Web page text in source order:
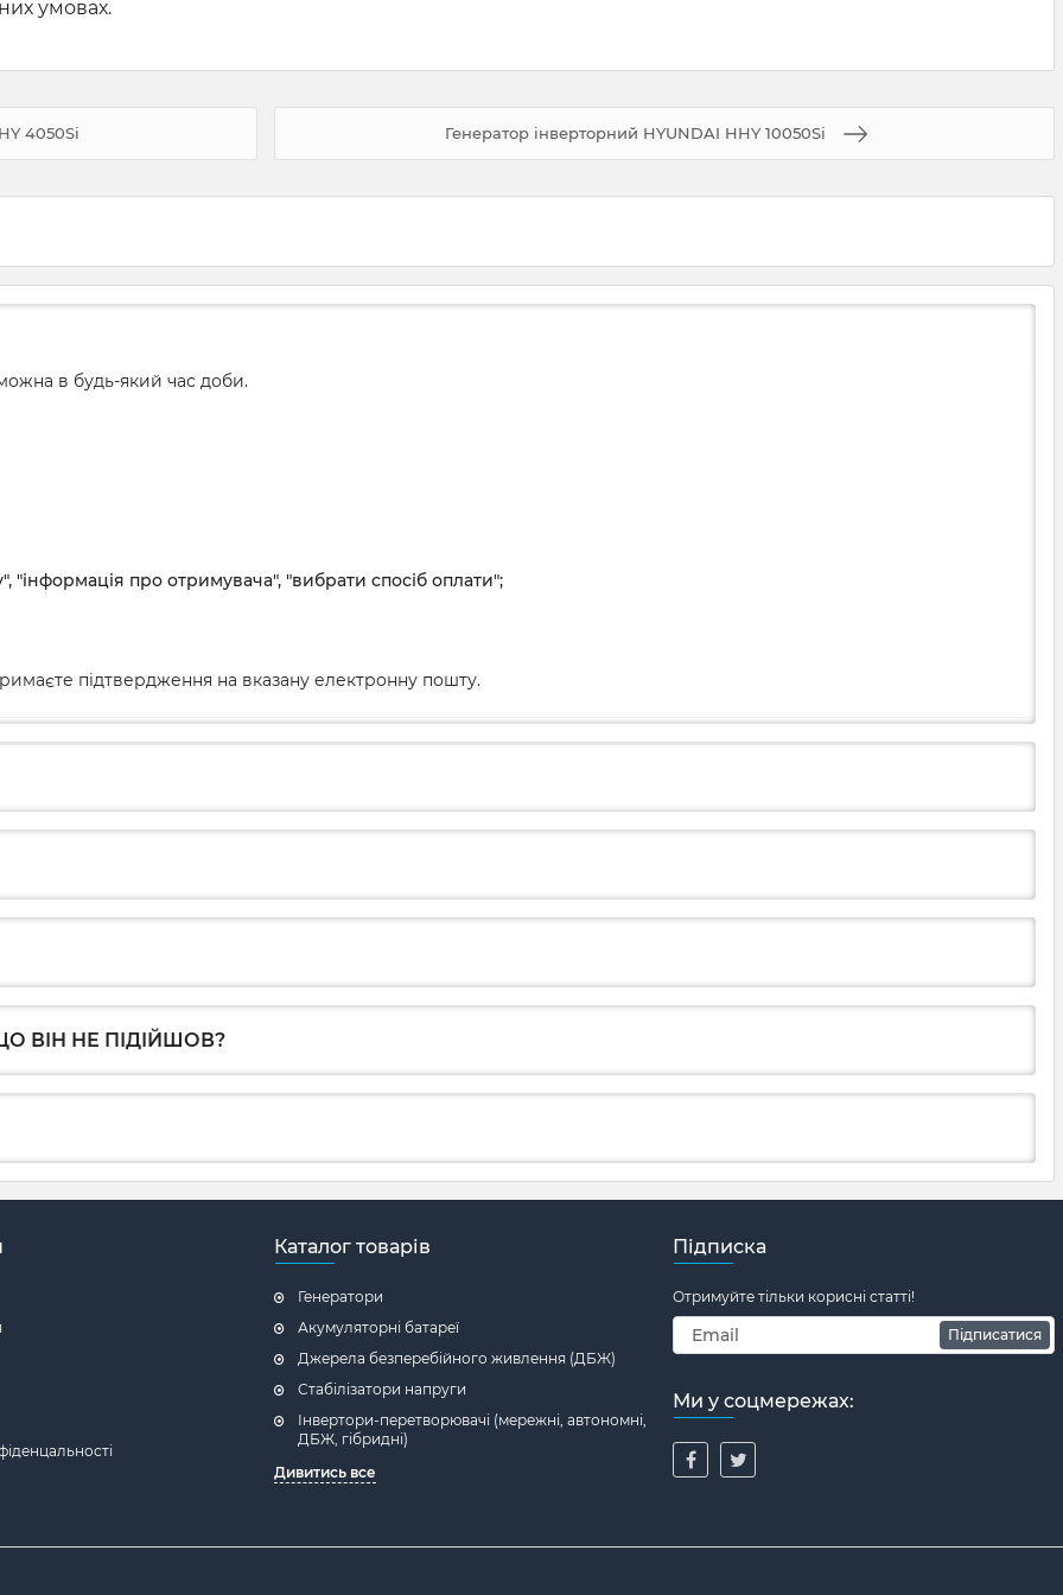
умовах.
4050Si Генератор інверторний HYUNDAI HHY 10050Si
в будь-який час доби.
"інформація про отримувача", "вибрати спосіб оплати";
підтвердження на вказану електронну пошту.
ВІН НЕ ПІДІЙШОВ?
Каталог товарів
Генератори
Акумуляторні батареї
Джерела безперебійного живлення (ДБЖ)
Стабілізатори напруги
Інвертори-перетворювачі (мережні, автономні,
ДБЖ, гібридні)
Дивитись все
Підписка
Отримуйте тільки корисні статті!
Підписатися
Ми у соцмережах: